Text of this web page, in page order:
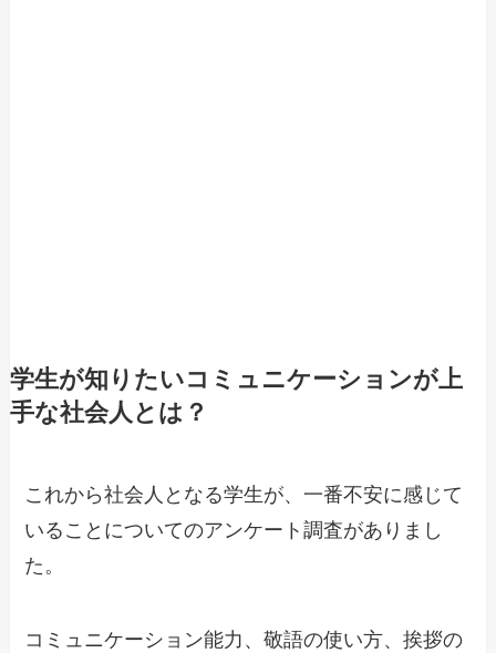
学生が知りたいコミュニケーションが上
手な社会人とは？
これから社会人となる学生が、一番不安に感じて
いることについてのアンケート調査がありまし
た。
コミュニケーション能力、敬語の使い方、挨拶の